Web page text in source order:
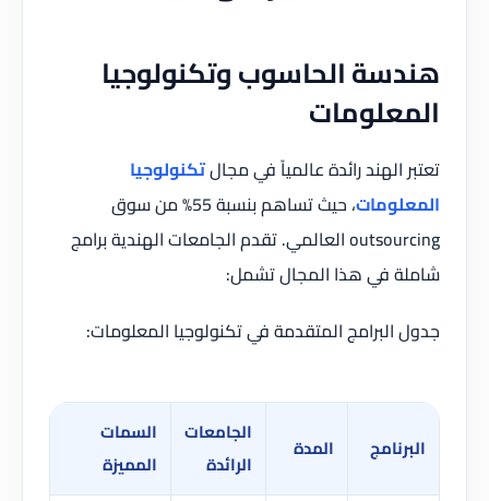
الحاسوب وتكنولوجيا
الهند رائدة عالمياً في مجالتكنولوجيا
، حيث تساهم بنسبة 55% من سوق
outsourcing العالمي. تقدم الجامعات الهندية برامج
في هذا المجال تشمل:
المتقدمة في تكنولوجيا المعلومات:
المدة
الرائدة
السمات
المميزة